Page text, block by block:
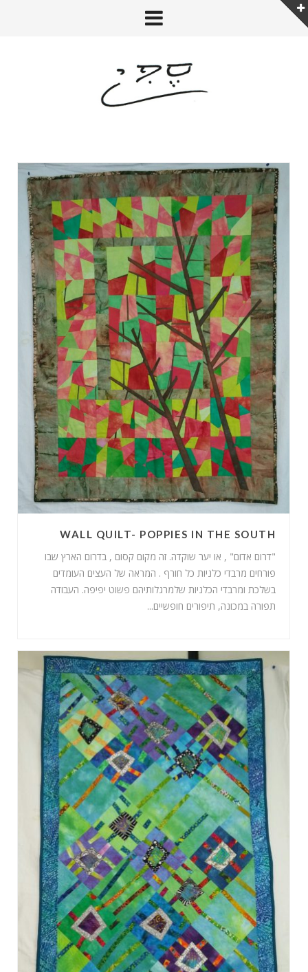
WALL QUILT- POPPIES IN THE SOUTH
"דרום אדום" , או יער שוקדה. זה מקום קסום , בדרום הארץ שבו
פורחים מרבדי כלניות כל חורף . המראה של העצים העומדים
בשלכת ומרבדי הכלניות שלמרגלותיהם פשוט יפיפה. העבודה
תפורה במכונה, תיפורים חופשיים...